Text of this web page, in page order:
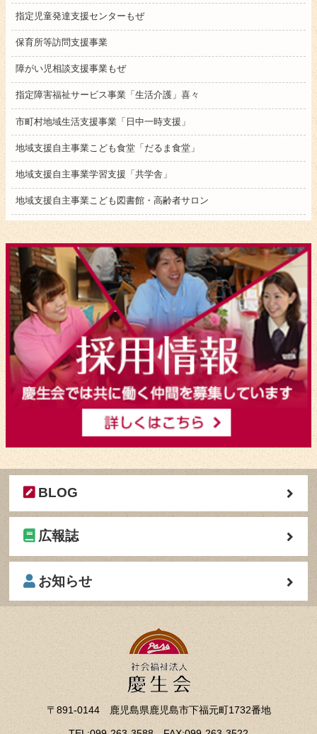
指定児童発達支援センターもぜ
保育所等訪問支援事業
障がい児相談支援事業もぜ
指定障害福祉サービス事業「生活介護」喜々
市町村地域生活支援事業「日中一時支援」
地域支援自主事業こども食堂「だるま食堂」
地域支援自主事業学習支援「共学舎」
地域支援自主事業こども図書館・高齢者サロン
BLOG
広報誌
お知らせ
〒891-0144 鹿児島県鹿児島市下福元町1732番地